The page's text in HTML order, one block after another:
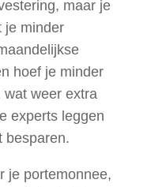
maar je
je minder
hoef je minder
weer extra
experts leggen
besparen.
je portemonnee,